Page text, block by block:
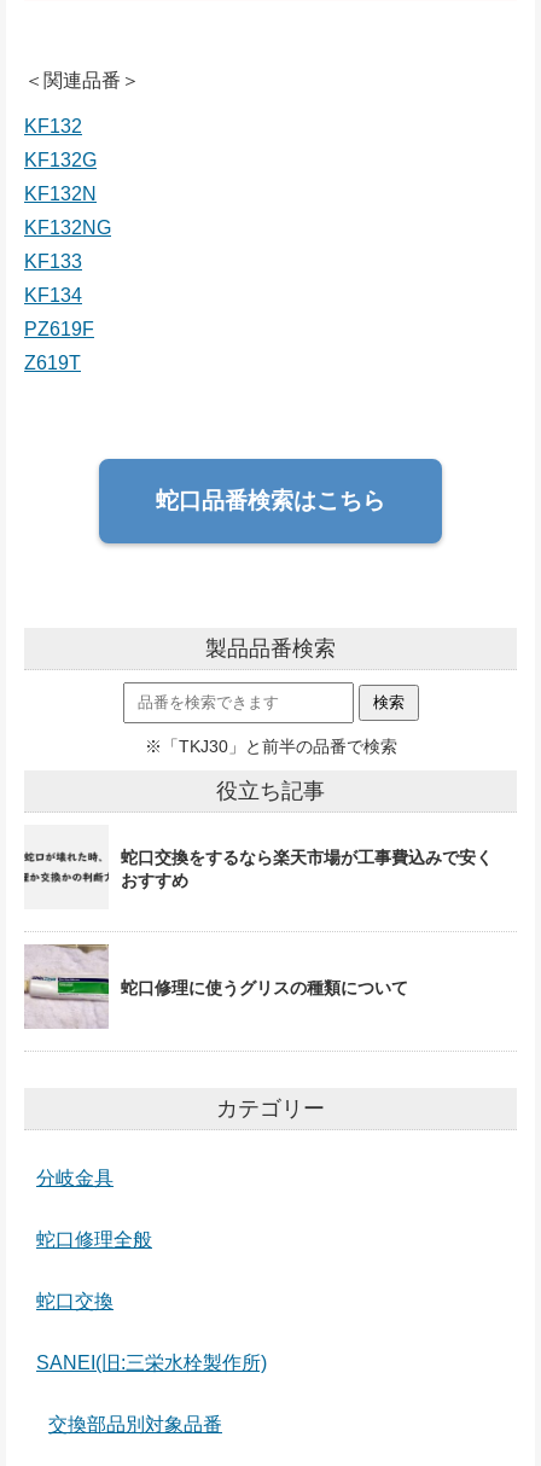
＜関連品番＞
KF132
KF132G
KF132N
KF132NG
KF133
KF134
PZ619F
Z619T
蛇口品番検索はこちら
製品品番検索
※「TKJ30」と前半の品番で検索
役立ち記事
蛇口交換をするなら楽天市場が工事費込みで安く
おすすめ
蛇口修理に使うグリスの種類について
カテゴリー
分岐金具
蛇口修理全般
蛇口交換
SANEI(旧:三栄水栓製作所)
交換部品別対象品番